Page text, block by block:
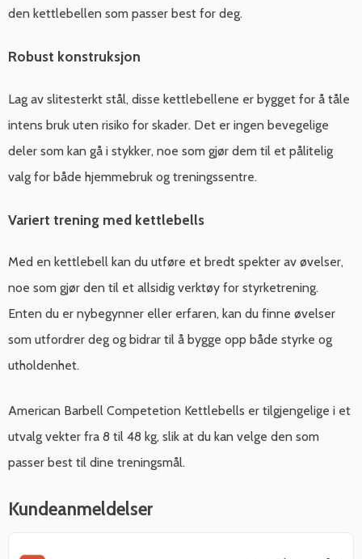
den kettlebellen som passer best for deg.
Robust konstruksjon
Lag av slitesterkt stål, disse kettlebellene er bygget for å tåle
intens bruk uten risiko for skader. Det er ingen bevegelige
deler som kan gå i stykker, noe som gjør dem til et pålitelig
valg for både hjemmebruk og treningssentre.
Variert trening med kettlebells
Med en kettlebell kan du utføre et bredt spekter av øvelser,
noe som gjør den til et allsidig verktøy for styrketrening.
Enten du er nybegynner eller erfaren, kan du finne øvelser
som utfordrer deg og bidrar til å bygge opp både styrke og
utholdenhet.
American Barbell Competetion Kettlebells er tilgjengelige i et
utvalg vekter fra 8 til 48 kg, slik at du kan velge den som
passer best til dine treningsmål.
Kundeanmeldelser